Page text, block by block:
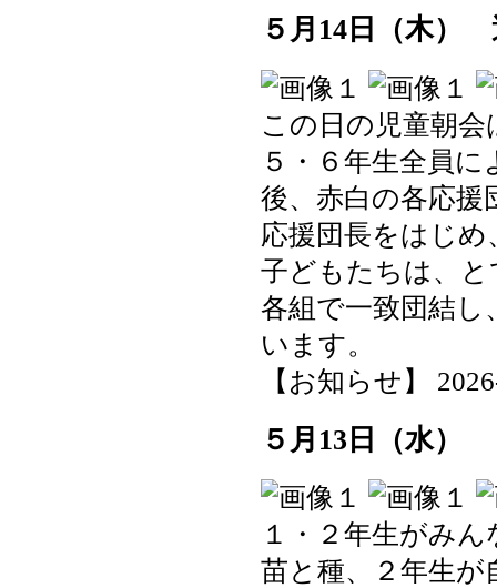
５月14日（木）
この日の児童朝
５・６年生全員
後、赤白の各応援
応援団長をはじ
子どもたちは、
各組で一致団結し
います。
【お知らせ】
５月13日（水）
１・２年生がみ
苗と種、２年生